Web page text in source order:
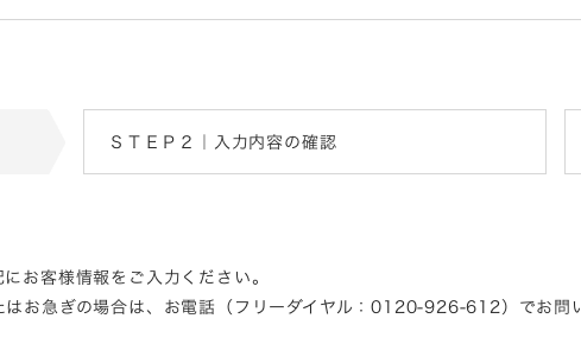
ＳＴＥＰ２｜入力内容の確認
お客様情報をご入力ください。
はお急ぎの場合は、お電話（フリーダイヤル：0120-926-612）でお問